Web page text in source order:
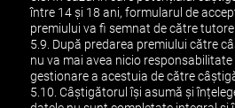
între 14 și 18 ani, formularul de
premiului va fi semnat de către
5.9. După predarea premiului către
nu va mai avea nicio
gestionare a acestuia de către
5.10. Câștigătorul își asumă și